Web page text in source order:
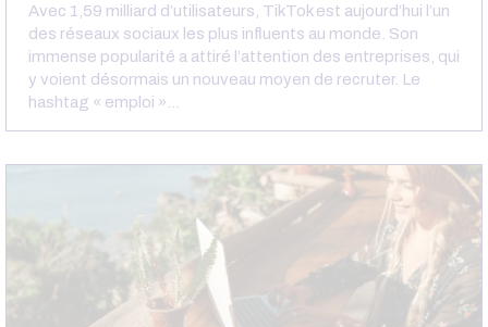
Avec 1,59 milliard d’utilisateurs, TikTok est aujourd’hui l’un
des réseaux sociaux les plus influents au monde. Son
immense popularité a attiré l’attention des entreprises, qui
y voient désormais un nouveau moyen de recruter. Le
hashtag « emploi »…